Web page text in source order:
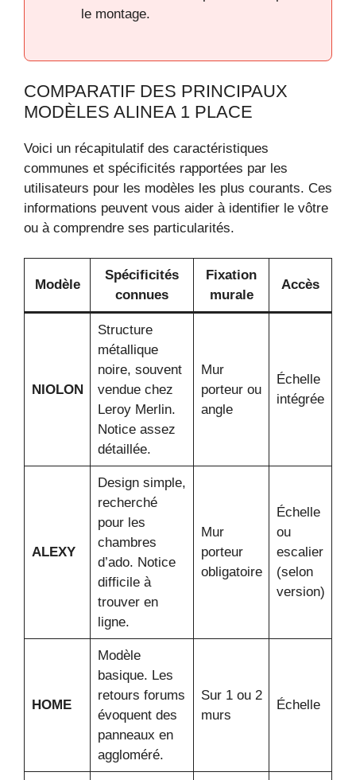
le montage.
COMPARATIF DES PRINCIPAUX
MODÈLES ALINEA 1 PLACE
Voici un récapitulatif des caractéristiques
communes et spécificités rapportées par les
utilisateurs pour les modèles les plus courants. Ces
informations peuvent vous aider à identifier le vôtre
ou à comprendre ses particularités.
Modèle
Spécificités
connues
Fixation
murale
Accès
NIOLON
Structure
métallique
noire, souvent
vendue chez
Leroy Merlin.
Notice assez
détaillée.
Mur
porteur ou
angle
Échelle
intégrée
ALEXY
Design simple,
recherché
pour les
chambres
d’ado. Notice
difficile à
trouver en
ligne.
Mur
porteur
obligatoire
Échelle
ou
escalier
(selon
version)
HOME
Modèle
basique. Les
retours forums
évoquent des
panneaux en
aggloméré.
Sur 1 ou 2
murs
Échelle